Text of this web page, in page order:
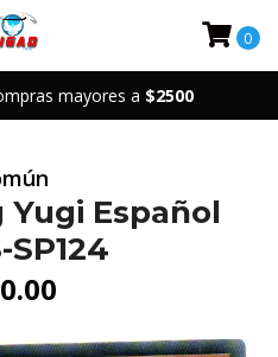
mayores a $2500
0
Español
SP124